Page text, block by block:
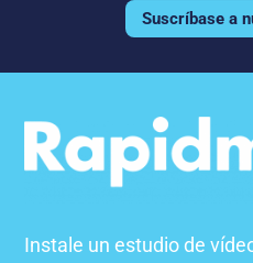
Suscríbase a
Instale un estudio de